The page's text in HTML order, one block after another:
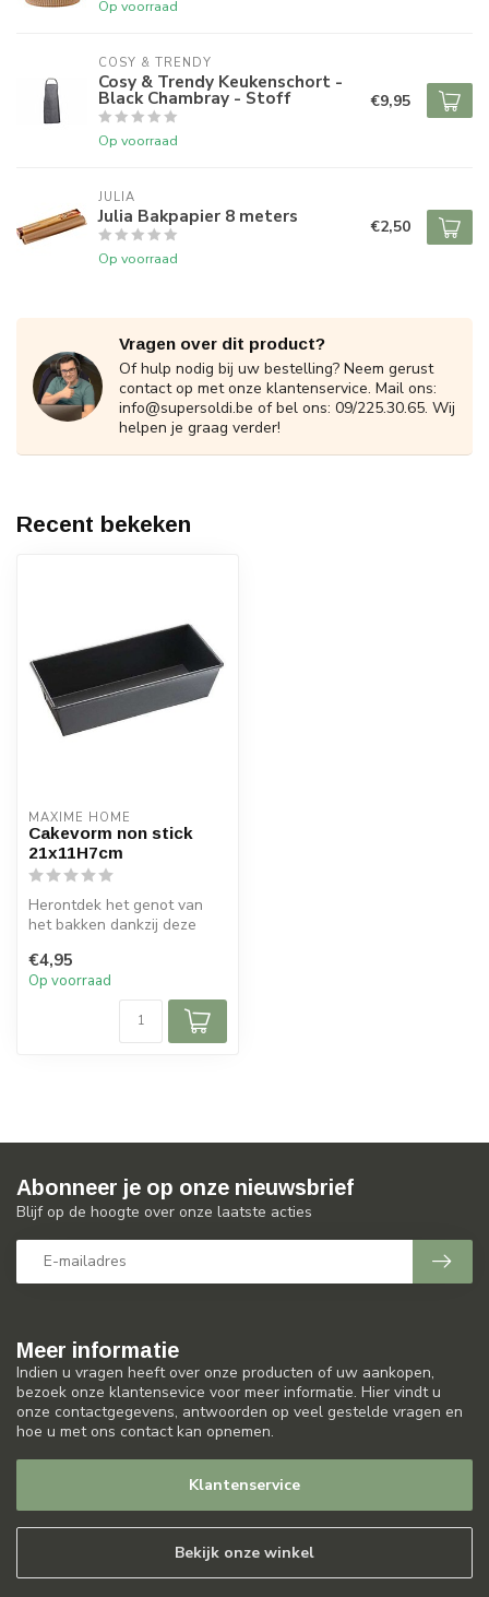
Op voorraad
COSY & TRENDY
Cosy & Trendy Keukenschort -
Black Chambray - Stoff
Op voorraad
€9,95
JULIA
Julia Bakpapier 8 meters
Op voorraad
€2,50
Vragen over dit product?
Of hulp nodig bij uw bestelling? Neem gerust
contact op met onze klantenservice. Mail ons:
info@supersoldi.be of bel ons: 09/225.30.65. Wij
helpen je graag verder!
Recent bekeken
MAXIME HOME
Cakevorm non stick
21x11H7cm
Herontdek het genot van
het bakken dankzij deze
verbaas ...
€4,95
Op voorraad
Meer informatie
Indien u vragen heeft over onze producten of uw aankopen,
bezoek onze klantensevice voor meer informatie. Hier vindt u
onze contactgegevens, antwoorden op veel gestelde vragen en
hoe u met ons contact kan opnemen.
Klantenservice
Bekijk onze winkel
Abonneer je op onze nieuwsbrief
Blijf op de hoogte over onze laatste acties